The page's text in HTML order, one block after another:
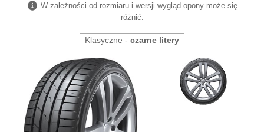
W zależności od rozmiaru i wersji wygląd opony może się
różnić.
Klasyczne - czarne litery